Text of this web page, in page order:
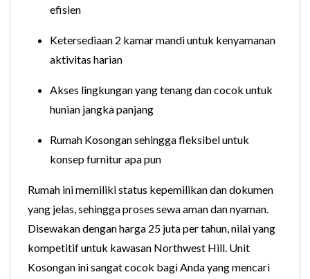
efisien
Ketersediaan 2 kamar mandi untuk kenyamanan
aktivitas harian
Akses lingkungan yang tenang dan cocok untuk
hunian jangka panjang
Rumah Kosongan sehingga fleksibel untuk
konsep furnitur apa pun
Rumah ini memiliki status kepemilikan dan dokumen
yang jelas, sehingga proses sewa aman dan nyaman.
Disewakan dengan harga 25 juta per tahun, nilai yang
kompetitif untuk kawasan Northwest Hill. Unit
Kosongan ini sangat cocok bagi Anda yang mencari